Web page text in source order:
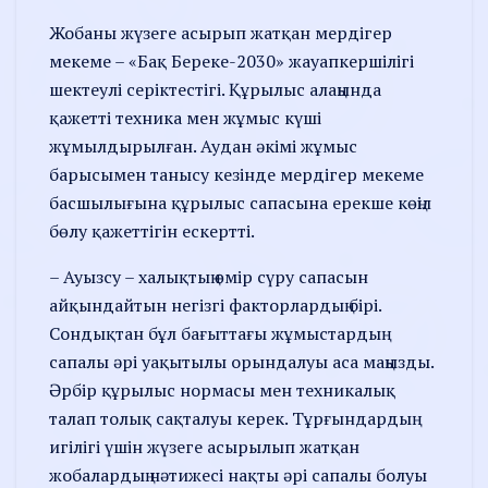
Жобаны жүзеге асырып жатқан мердігер
мекеме – «Бақ Береке-2030» жауапкершілігі
шектеулі серіктестігі. Құрылыс алаңында
қажетті техника мен жұмыс күші
жұмылдырылған. Аудан әкімі жұмыс
барысымен танысу кезінде мердігер мекеме
басшылығына құрылыс сапасына ерекше көңіл
бөлу қажеттігін ескертті.
– Ауызсу – халықтың өмір сүру сапасын
айқындайтын негізгі факторлардың бірі.
Сондықтан бұл бағыттағы жұмыстардың
сапалы әрі уақытылы орындалуы аса маңызды.
Әрбір құрылыс нормасы мен техникалық
талап толық сақталуы керек. Тұрғындардың
игілігі үшін жүзеге асырылып жатқан
жобалардың нәтижесі нақты әрі сапалы болуы